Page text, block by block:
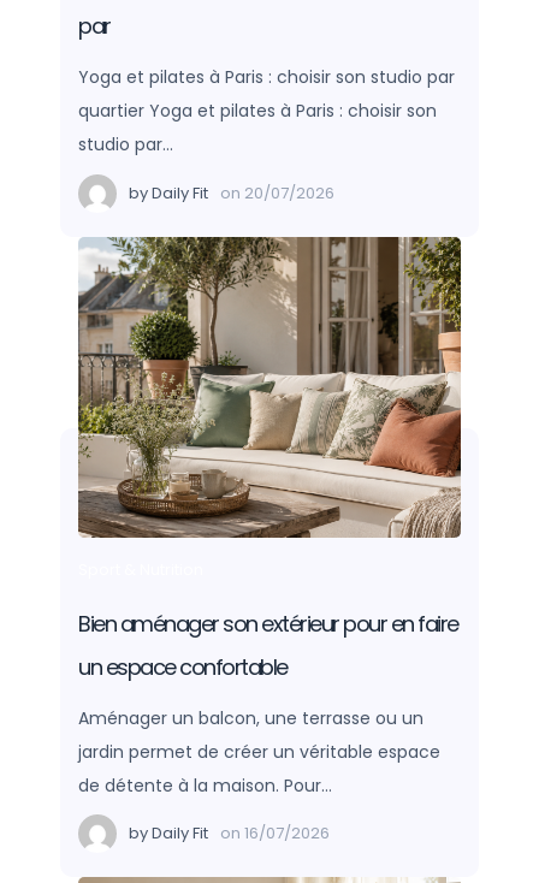
par
Yoga et pilates à Paris : choisir son studio par
quartier Yoga et pilates à Paris : choisir son
studio par…
byDaily Fit on 20/07/2026
Bien aménager son extérieur pour en faire
un espace confortable
Aménager un balcon, une terrasse ou un
jardin permet de créer un véritable espace
de détente à la maison. Pour…
byDaily Fit on 16/07/2026